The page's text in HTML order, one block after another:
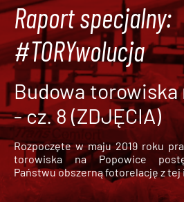
Raport specjalny:
#TORYwolucja
Budowa torowiska
- cz. 8 (ZDJĘCIA)
Rozpoczęte w maju 2019 roku
torowiska na Popowice
Państwu obszerną fotorelację z